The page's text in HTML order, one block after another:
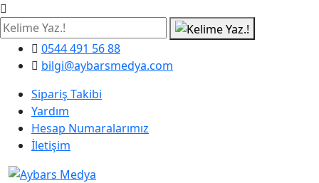
0544 491 56 88
bilgi@aybarsmedya.com
Sipariş Takibi
Yardım
Hesap Numaralarımız
İletişim